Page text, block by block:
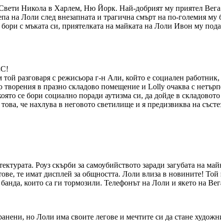
влияния около
могат или да ви
че вашият избор
Никола в Харлем, Ню Йорк. Най-добрият му приятел Вега
на Лоли след внезапната и трагична смърт на по-големия
с мъката си, приятелката на майката на Лоли Ивон му
разговаря с режисьора г-н Али, който е социален
в празно складово помещение и Lolly очаква с
се бори социално поради аутизма си, да дойде в
че нахлува в неговото светилище и я предизвиква на
Роуз скърби за самоубийството заради загубата на
те имат дисплей за общността. Лоли влиза в новините!
които са ги тормозили. Телефонът на Лоли и якето на
но Лоли има своите легове и мечтите си да стане